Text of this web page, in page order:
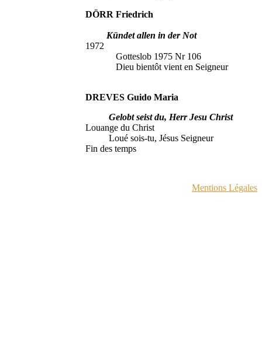
DÖRR Friedrich
Kündet allen in der Not
1972
Gotteslob 1975 Nr 106
Dieu bientôt vient en Seigneur
DREVES Guido Maria
Gelobt seist du, Herr Jesu Christ
Louange du Christ
Loué sois-tu, Jésus Seigneur
Fin des temps
Mentions Légales